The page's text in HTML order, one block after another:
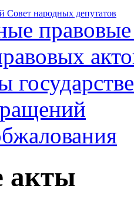
Совет народных депутатов
акты